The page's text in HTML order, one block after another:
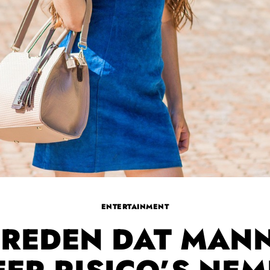
ENTERTAINMENT
DAT